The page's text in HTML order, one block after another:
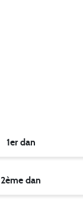
1er dan
2ème dan